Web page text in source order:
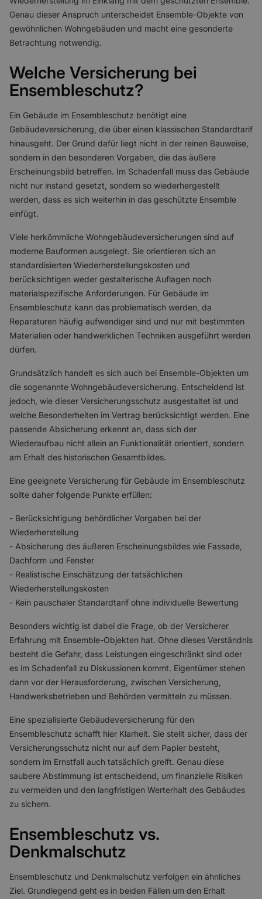
Genau dieser Anspruch unterscheidet Ensemble-Objekte von
gewöhnlichen Wohngebäuden und macht eine gesonderte
Betrachtung notwendig.
Welche Versicherung bei
Ensembleschutz?
Ein Gebäude im Ensembleschutz benötigt eine
Gebäudeversicherung, die über einen klassischen Standardtarif
hinausgeht. Der Grund dafür liegt nicht in der reinen Bauweise,
sondern in den besonderen Vorgaben, die das äußere
Erscheinungsbild betreffen. Im Schadenfall muss das Gebäude
nicht nur instand gesetzt, sondern so wiederhergestellt
werden, dass es sich weiterhin in das geschützte Ensemble
einfügt.
Viele herkömmliche Wohngebäudeversicherungen sind auf
moderne Bauformen ausgelegt. Sie orientieren sich an
standardisierten Wiederherstellungskosten und
berücksichtigen weder gestalterische Auflagen noch
materialspezifische Anforderungen. Für Gebäude im
Ensembleschutz kann das problematisch werden, da
Reparaturen häufig aufwendiger sind und nur mit bestimmten
Materialien oder handwerklichen Techniken ausgeführt werden
dürfen.
Grundsätzlich handelt es sich auch bei Ensemble-Objekten um
die sogenannte Wohngebäudeversicherung. Entscheidend ist
jedoch, wie dieser Versicherungsschutz ausgestaltet ist und
welche Besonderheiten im Vertrag berücksichtigt werden. Eine
passende Absicherung erkennt an, dass sich der
Wiederaufbau nicht allein an Funktionalität orientiert, sondern
am Erhalt des historischen Gesamtbildes.
Eine geeignete Versicherung für Gebäude im Ensembleschutz
sollte daher folgende Punkte erfüllen:
- Berücksichtigung behördlicher Vorgaben bei der
Wiederherstellung
- Absicherung des äußeren Erscheinungsbildes wie Fassade,
Dachform und Fenster
- Realistische Einschätzung der tatsächlichen
Wiederherstellungskosten
- Kein pauschaler Standardtarif ohne individuelle Bewertung
Besonders wichtig ist dabei die Frage, ob der Versicherer
Erfahrung mit Ensemble-Objekten hat. Ohne dieses Verständnis
besteht die Gefahr, dass Leistungen eingeschränkt sind oder
es im Schadenfall zu Diskussionen kommt. Eigentümer stehen
dann vor der Herausforderung, zwischen Versicherung,
Handwerksbetrieben und Behörden vermitteln zu müssen.
Eine spezialisierte Gebäudeversicherung für den
Ensembleschutz schafft hier Klarheit. Sie stellt sicher, dass der
Versicherungsschutz nicht nur auf dem Papier besteht,
sondern im Ernstfall auch tatsächlich greift. Genau diese
saubere Abstimmung ist entscheidend, um finanzielle Risiken
zu vermeiden und den langfristigen Werterhalt des Gebäudes
zu sichern.
Ensembleschutz vs.
Denkmalschutz
Ensembleschutz und Denkmalschutz verfolgen ein ähnliches
Ziel. Grundlegend geht es in beiden Fällen um den Erhalt